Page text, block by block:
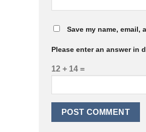
Save my name,
Please enter an answer in
12 + 14 =